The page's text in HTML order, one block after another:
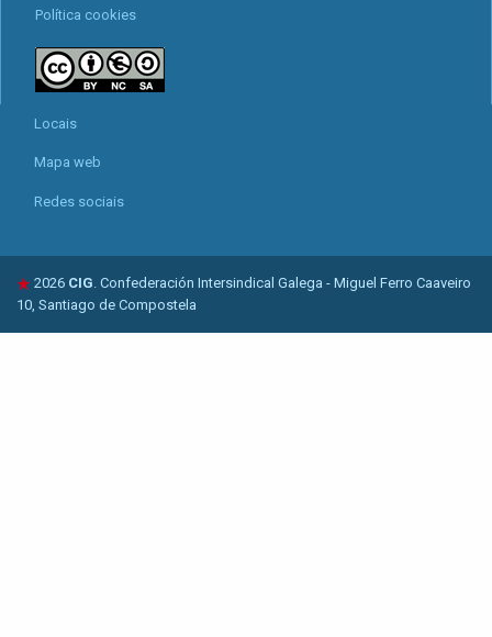
Política cookies
Locais
Mapa web
Redes sociais
2026 CIG . Confederación Intersindical Galega - Miguel Ferro Caaveiro
10, Santiago de Compostela